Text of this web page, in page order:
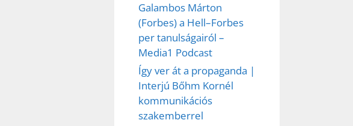
Galambos Márton
(Forbes) a Hell–Forbes
per tanulságairól –
Media1 Podcast
Így ver át a propaganda |
Interjú Bőhm Kornél
kommunikációs
szakemberrel